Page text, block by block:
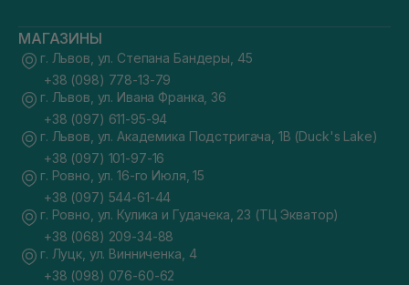
МАГАЗИНЫ
г. Львов, ул. Степана Бандеры, 45
+38 (098) 778-13-79
г. Львов, ул. Ивана Франка, 36
+38 (097) 611-95-94
г. Львов, ул. Академика Подстригача, 1В (Duck's Lake)
+38 (097) 101-97-16
г. Ровно, ул. 16-го Июля, 15
+38 (097) 544-61-44
г. Ровно, ул. Кулика и Гудачека, 23 (ТЦ Экватор)
+38 (068) 209-34-88
г. Луцк, ул. Винниченка, 4
+38 (098) 076-60-62